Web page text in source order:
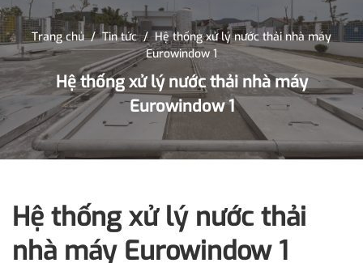
Trang chủ / Tin tức / Hệ thống xử lý nước thải nhà máy
Eurowindow 1
Hệ thống xử lý nước thải nhà máy
Eurowindow 1
Hệ thống xử lý nước thải
nhà máy Eurowindow 1